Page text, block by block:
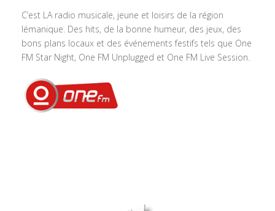
C’est LA radio musicale, jeune et loisirs de la région
lémanique. Des hits, de la bonne humeur, des jeux, des
bons plans locaux et des événements festifs tels que One
FM Star Night, One FM Unplugged et One FM Live Session.